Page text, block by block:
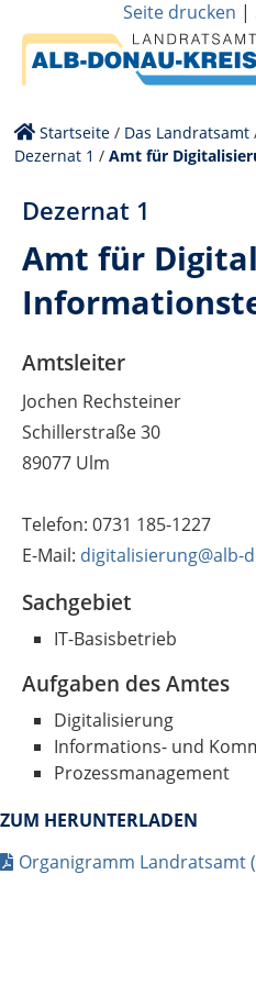
Seite drucken |
Startseite / Das Landratsamt
Dezernat 1 /Amt für
Dezernat 1
Amt für
Amtsleiter
Jochen Rechsteiner
Schillerstraße 30
89077 Ulm
Telefon: 0731 185-1227
E-Mail: digitalisierung@alb-
Sachgebiet
IT-Basisbetrieb
Aufgaben des Amtes
Digitalisierung
Informations- und
Prozessmanagement
ZUM HERUNTERLADEN
Organigramm Landratsamt